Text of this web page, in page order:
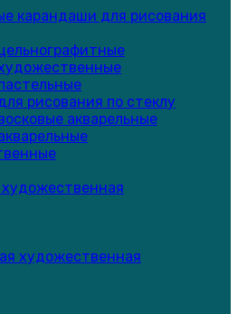
карандаши для рисования
рисования по стеклу
акварельные
художественная